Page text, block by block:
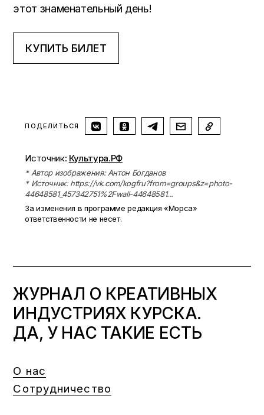
этот знаменательный день!
КУПИТЬ БИЛЕТ
ПОДЕЛИТЬСЯ
Источник: Культура.РФ
* Автор изображения: Антон Богданов
* Источник: https://vk.com/kogfru?from=groups&z=photo-
44648581_457342751%2Fwall-44648581...
За изменения в программе редакция «Морса»
ответственности не несет.
ЖУРНАЛ О КРЕАТИВНЫХ
ИНДУСТРИЯХ КУРСКА.
ДА, У НАС ТАКИЕ ЕСТЬ
О нас
Сотрудничество